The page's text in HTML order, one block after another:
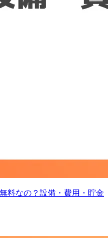
料なの？設備・費用・貯金